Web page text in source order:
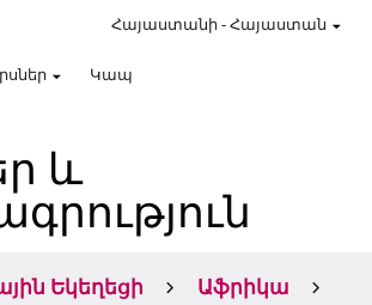
Կապ
Հայաստանի-Հայաստան
և
Եկեղեցի
Աֆրիկա